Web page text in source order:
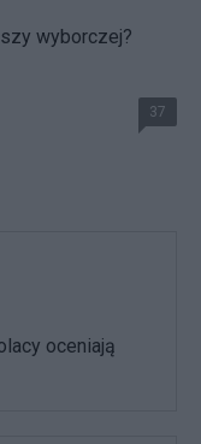
wyborczej?
37
oceniają